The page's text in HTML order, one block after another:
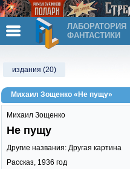
ЛАБОРАТОРИЯ
ФАНТАСТИКИ
издания (20)
Михаил Зощенко «Не пущу»
Михаил Зощенко
Не пущу
Другие названия: Другая картина
Рассказ, 1936 год